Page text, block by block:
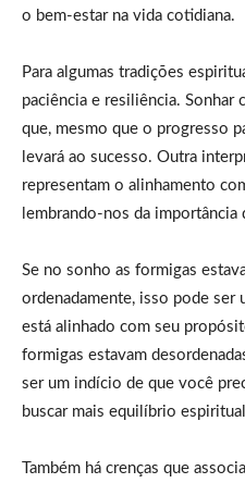
o bem-estar na vida cotidiana.
Para algumas tradições
paciência e resiliência. Sonhar
que, mesmo que o progresso
levará ao sucesso. Outra
representam o alinhamento
lembrando-nos da importância
Se no sonho as formigas
ordenadamente, isso pode ser
está alinhado com seu
formigas estavam
ser um indício de que você
buscar mais equilíbrio
Também há crenças que